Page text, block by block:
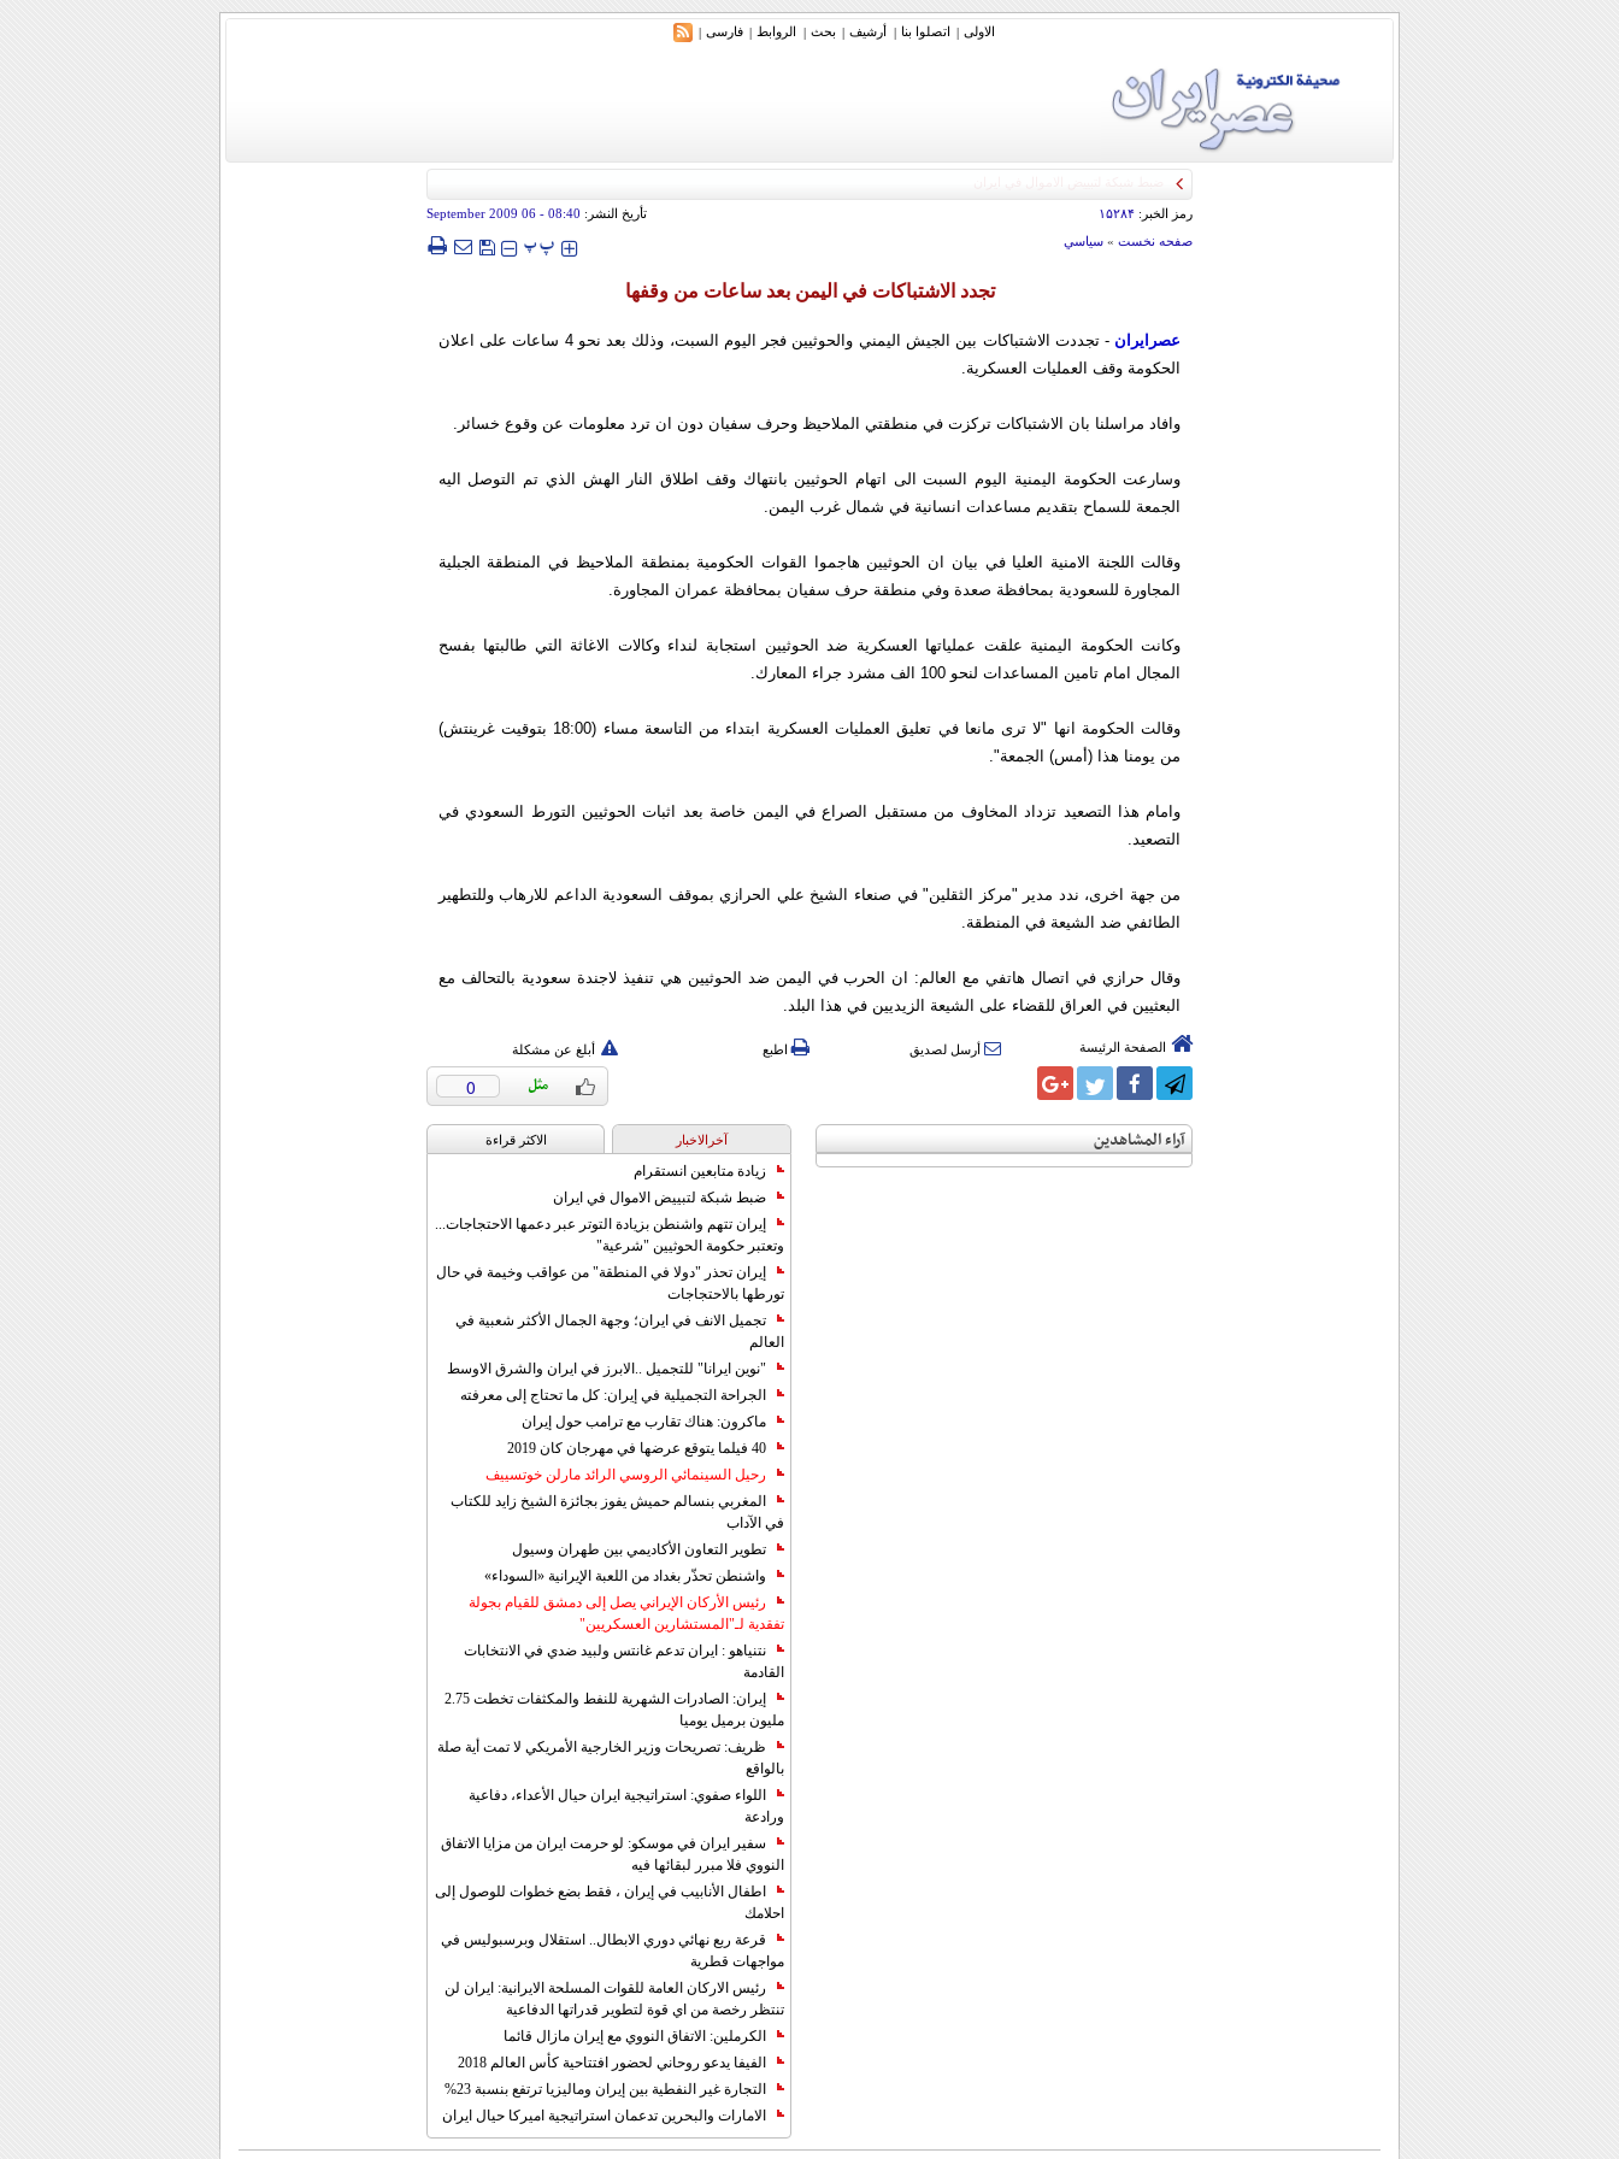
الاولی | اتصلوا بنا | أرشیف | بحث | الروابط | فارسی |
رمز الخبر: ۱۵۲۸۴ تأريخ النشر: 08:40
- 06 September 2009
صفحه نخست» سياسي ‍‍‍ پپ
تجدد الاشتباكات في اليمن بعد ساعات من وقفها
عصرایران
- تجددت الاشتباكات بين الجيش اليمني والحوثيين فجر اليوم السبت، وذلك بعد نحو 4 ساعات على اعلان
الحكومة وقف العمليات العسكرية.
وافاد مراسلنا بان الاشتباكات تركزت في منطقتي الملاحيظ وحرف سفيان دون ان ترد معلومات عن وقوع خسائر.
وسارعت الحکومة اليمنية اليوم السبت الى اتهام الحوثيين بانتهاك وقف اطلاق النار الهش الذي تم التوصل اليه
الجمعة للسماح بتقديم مساعدات انسانية في شمال غرب اليمن.
وقالت اللجنة الامنية العليا في بيان ان الحوثيين هاجموا القوات الحکومية بمنطقة الملاحيظ في المنطقة الجبلية
المجاورة للسعودية بمحافظة صعدة وفي منطقة حرف سفيان بمحافظة عمران المجاورة.
وكانت الحكومة اليمنية علقت عملياتها العسكرية ضد الحوثيين استجابة لنداء وكالات الاغاثة التي طالبتها بفسح
المجال امام تامين المساعدات لنحو 100 الف مشرد جراء المعارك.
وقالت الحكومة انها "لا ترى مانعا في تعليق العمليات العسكرية ابتداء من التاسعة مساء (18:00 بتوقيت غرينتش)
من يومنا هذا (أمس) الجمعة".
وامام هذا التصعيد تزداد المخاوف من مستقبل الصراع في اليمن خاصة بعد اثبات الحوثيين التورط السعودي في
التصعيد.
من جهة اخرى، ندد مدير "مركز الثقلين" في صنعاء الشيخ علي الحرازي بموقف السعودية الداعم للارهاب وللتطهير
الطائفي ضد الشيعة في المنطقة.
وقال حرازي في اتصال هاتفي مع العالم: ان الحرب في اليمن ضد الحوثيين هي تنفيذ لاجندة سعودية بالتحالف مع
البعثيين في العراق للقضاء على الشيعة الزيديين في هذا البلد.
الصفحة الرئيسة أرسل لصديق اطبع أبلغ عن مشكلة
0
آراء المشاهدين آخرالاخبار الاکثر قراءة
زيادة متابعين انستقرام
ضبط شبكة لتبييض الاموال في ايران
إيران تتهم واشنطن بزيادة التوتر عبر دعمها الاحتجاجات...
وتعتبر حكومة الحوثيين "شرعية"
إيران تحذر "دولا في المنطقة" من عواقب وخيمة في حال
تورطها بالاحتجاجات
تجميل الانف في ايران؛ وجهة الجمال الأكثر شعبية في
العالم
"نوين ايرانا" للتجميل ..الابرز في ايران والشرق الاوسط
الجراحة التجميلية في إيران: كل ما تحتاج إلى معرفته
ماكرون: هناك تقارب مع ترامب حول إيران
40 فيلما يتوقع عرضها في مهرجان كان 2019
رحيل السينمائي الروسي الرائد مارلن خوتسييف
المغربي بنسالم حميش يفوز بجائزة الشيخ زايد للكتاب
في الآداب
تطوير التعاون الأكاديمي بين طهران وسيول
واشنطن تحذّر بغداد من اللعبة الإيرانية «السوداء»
رئيس الأركان الإيراني يصل إلى دمشق للقيام بجولة
تفقدية لـ"المستشارين العسكريين"
نتنياهو : ايران تدعم غانتس ولبيد ضدي في الانتخابات
القادمة
إيران: الصادرات الشهریة للنفط والمكثفات تخطت 2.75
مليون برميل يوميا
ظريف: تصريحات وزير الخارجية الأمريكي لا تمت أية صلة
بالواقع
اللواء صفوي: استراتيجية ايران حيال الأعداء، دفاعية
ورادعة
سفير ايران في موسكو: لو حرمت ايران من مزايا الاتفاق
النووي فلا مبرر لبقائها فيه
اطفال الأنابيب في إيران ، فقط بضع خطوات للوصول إلى
احلامك
قرعة ربع نهائي دوري الابطال.. استقلال وبرسبوليس في
مواجهات قطرية
رئيس الاركان العامة للقوات المسلحة الايرانية: ايران لن
تنتظر رخصة من اي قوة لتطوير قدراتها الدفاعية
الكرملين: الاتفاق النووي مع إيران مازال قائما
الفيفا يدعو روحاني لحضور افتتاحية كأس العالم 2018
التجارة غیر النفطیة بین إیران ومالیزیا ترتفع بنسبة 23%
الامارات والبحرين تدعمان استراتيجية اميركا حيال ايران